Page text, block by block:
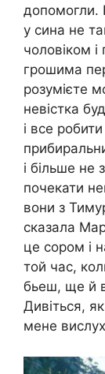
допомогли.
у сина не
чоловіком
грошима
розумієте
невістка
і все
і більше не
почекати
вони з
сказала
це сором і
той час,
бьеш, ще й
Дивіться,
мене